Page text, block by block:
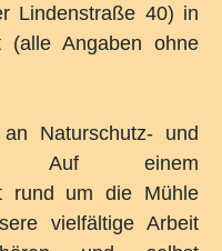
Lindenstraße 40) in
(alle Angaben ohne
Naturschutz- und
Auf einem
rund um die Mühle
vielfältige Arbeit